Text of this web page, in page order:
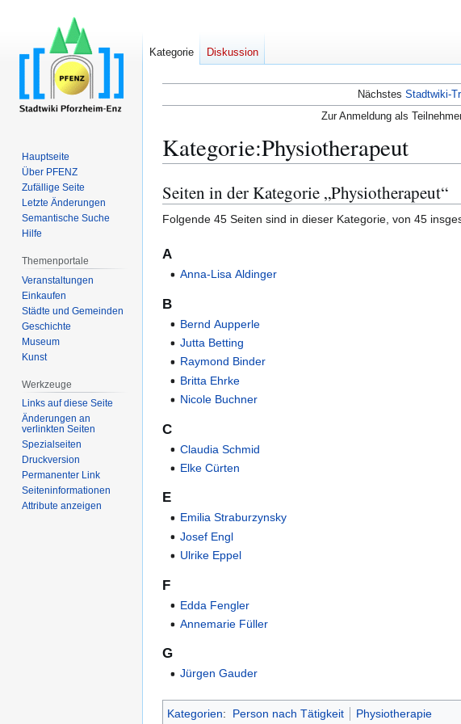
Nächstes Stadtwiki-
Zur Anmeldung als
Kategorie:Physiotherapeut
Zur
Navigation
springen
Zur
Suche
springen
Seiten in der Kategorie „Physiotherapeut“
Folgende 45 Seiten sind in dieser Kategorie, von 45
A
Anna-Lisa Aldinger
B
Bernd Aupperle
Jutta Betting
Raymond Binder
Britta Ehrke
Nicole Buchner
C
Claudia Schmid
Elke Cürten
E
Emilia Straburzynsky
Josef Engl
Ulrike Eppel
F
Edda Fengler
Annemarie Füller
G
Jürgen Gauder
Kategorien: Person nach Tätigkeit Physiotherapie
Kategorie Diskussion
Hauptseite
Über PFENZ
Zufällige Seite
Letzte Änderungen
Semantische Suche
Hilfe
Themenportale
Veranstaltungen
Einkaufen
Städte und Gemeinden
Geschichte
Museum
Kunst
Werkzeuge
Links auf diese Seite
Änderungen an
verlinkten Seiten
Spezialseiten
Druckversion
Permanenter Link
Seiten­­informationen
Attribute anzeigen